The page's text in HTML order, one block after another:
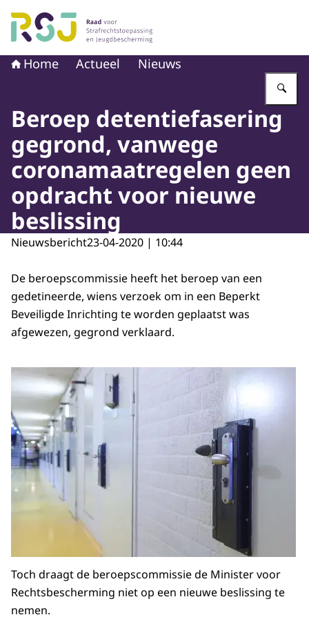
Naar de homepage van Raad voor
Home Actueel Nieuws
Beroep detentiefasering
gegrond, vanwege
coronamaatregelen geen
opdracht voor nieuwe
beslissing
Nieuwsbericht23-04-2020 | 10:44
De beroepscommissie heeft het beroep van een
gedetineerde, wiens verzoek om in een Beperkt
Beveiligde Inrichting te worden geplaatst was
afgewezen, gegrond verklaard.
Toch draagt de beroepscommissie de Minister voor
Rechtsbescherming niet op een nieuwe beslissing te
nemen.